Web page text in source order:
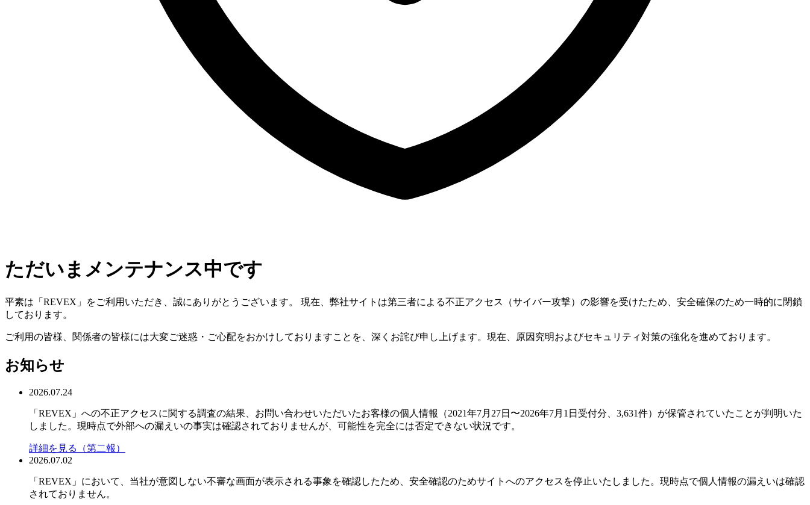
ただいまメンテナンス中です
平素は「REVEX」をご利用いただき、誠にありがとうございます。 現在、弊社サイトは第三者による不正アクセス（サイバー攻撃）の影響を受けたため、安全確保のため一時的に閉鎖
しております。
ご利用の皆様、関係者の皆様には大変ご迷惑・ご心配をおかけしておりますことを、深くお詫び申し上げます。現在、原因究明およびセキュリティ対策の強化を進めております。
お知らせ
2026.07.24
「REVEX」への不正アクセスに関する調査の結果、お問い合わせいただいたお客様の個人情報（2021年7月27日〜2026年7月1日受付分、3,631件）が保管されていたことが判明いた
しました。現時点で外部への漏えいの事実は確認されておりませんが、可能性を完全には否定できない状況です。
詳細を見る（第二報）
2026.07.02
「REVEX」において、当社が意図しない不審な画面が表示される事象を確認したため、安全確認のためサイトへのアクセスを停止いたしました。現時点で個人情報の漏えいは確認
されておりません。